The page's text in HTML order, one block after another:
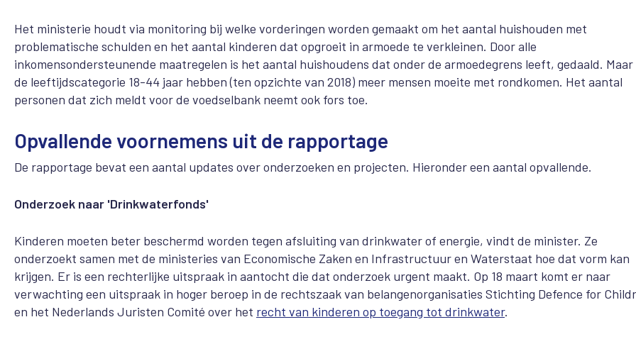
Het ministerie houdt via monitoring bij welke vorderingen worden gemaakt om het aantal huishouden met
problematische schulden en het aantal kinderen dat opgroeit in armoede te verkleinen. Door alle
inkomensondersteunende maatregelen is het aantal huishoudens dat onder de armoedegrens leeft, gedaald. Maar
de leeftijdscategorie 18-44 jaar hebben (ten opzichte van 2018) meer mensen moeite met rondkomen. Het aantal
personen dat zich meldt voor de voedselbank neemt ook fors toe.
Opvallende voornemens uit de rapportage
De rapportage bevat een aantal updates over onderzoeken en projecten. Hieronder een aantal opvallende.
Onderzoek naar 'Drinkwaterfonds'
Kinderen moeten beter beschermd worden tegen afsluiting van drinkwater of energie, vindt de minister. Ze
onderzoekt samen met de ministeries van Economische Zaken en Infrastructuur en Waterstaat hoe dat vorm kan
krijgen. Er is een rechterlijke uitspraak in aantocht die dat onderzoek urgent maakt. Op 18 maart komt er naar
verwachting een uitspraak in hoger beroep in de rechtszaak van belangenorganisaties Stichting Defence for
en het Nederlands Juristen Comité over het recht van kinderen op toegang tot drinkwater.